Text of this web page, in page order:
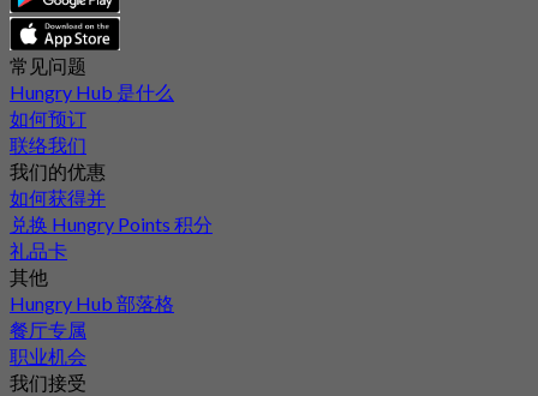
常见问题
Hungry Hub 是什么
如何预订
联络我们
我们的优惠
如何获得并
兑换 Hungry Points 积分
礼品卡
其他
Hungry Hub 部落格
餐厅专属
职业机会
我们接受